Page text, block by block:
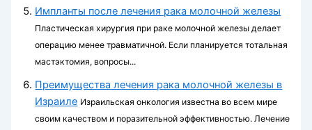
Импланты после лечения рака молочной железы
Пластическая хирургия при раке молочной железы делает
операцию менее травматичной. Если планируется тотальная
мастэктомия, вопросы...
Преимущества лечения рака молочной железы в
Израиле Израильская онкология известна во всем мире
своим качеством и поразительной эффективностью. Лечение